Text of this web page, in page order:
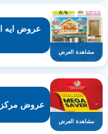
مشاهدة العرض
مشاهدة العرض
عروض مركز هدايا